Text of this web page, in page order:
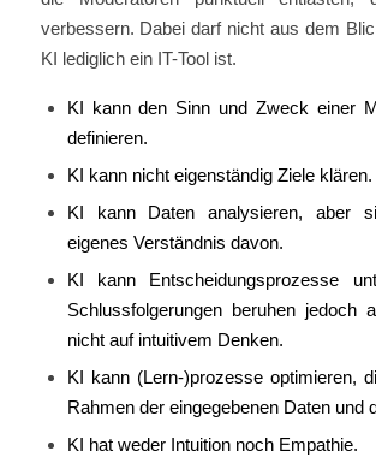
verbessern. Dabei darf nicht aus dem
KI lediglich ein IT-Tool ist.
KI kann den Sinn und Zweck einer
definieren.
KI kann nicht eigenständig Ziele klären.
KI kann Daten analysieren, aber
eigenes Verständnis davon.
KI kann Entscheidungsprozesse
Schlussfolgerungen beruhen jedoch
nicht auf intuitivem Denken.
KI kann (Lern-)prozesse optimieren,
Rahmen der eingegebenen Daten und
KI hat weder Intuition noch Empathie.